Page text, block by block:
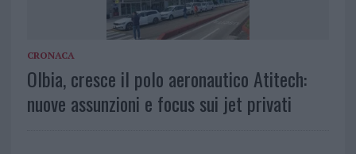
CRONACA
Olbia, cresce il polo aeronautico Atitech:
nuove assunzioni e focus sui jet privati